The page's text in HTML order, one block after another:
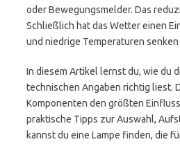
oder Bewegungsmelder. Das
Schließlich hat das Wetter einen
und niedrige Temperaturen
In diesem Artikel lernst du, wie du
technischen Angaben richtig liest.
Komponenten den größten
praktische Tipps zur Auswahl,
kannst du eine Lampe finden, die